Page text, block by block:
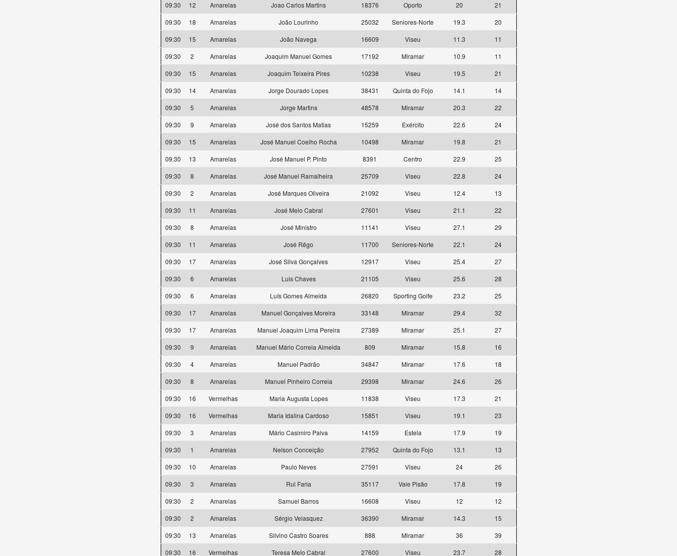
09:30
12 Amarelas Joao Carlos Martins 18376 Oporto 20
21
09:30
18 Amarelas João Lourinho 25032 Seniores-Norte 19.3
20
09:30
15 Amarelas João Navega 16609 Viseu 11.3
11
09:30
2 Amarelas Joaquim Manuel Gomes 17192 Miramar 10.9
11
09:30
15 Amarelas Joaquim Teixeira Pires 10238 Viseu 19.5
21
09:30
14 Amarelas Jorge Dourado Lopes 38431 Quinta do Fojo 14.1
14
09:30
5 Amarelas Jorge Martins 48578 Miramar 20.3
22
09:30
9 Amarelas José dos Santos Matias 15259 Exército 22.6
24
09:30
15 Amarelas José Manuel Coelho Rocha 10498 Miramar 19.8
21
09:30
13 Amarelas José Manuel P. Pinto 8391 Centro 22.9
25
09:30
8 Amarelas José Manuel Ramalheira 25709 Viseu 22.8
24
09:30
2 Amarelas José Marques Oliveira 21092 Viseu 12.4
13
09:30
11 Amarelas José Melo Cabral 27601 Viseu 21.1
22
09:30
8 Amarelas José Ministro 11141 Viseu 27.1
29
09:30
11 Amarelas José Rêgo 11700 Seniores-Norte 22.1
24
09:30
17 Amarelas José Silva Gonçalves 12917 Viseu 25.4
27
09:30
6 Amarelas Luis Chaves 21105 Viseu 25.6
28
09:30
6 Amarelas Luís Gomes Almeida 26820 Sporting Golfe 23.2
25
09:30
17 Amarelas Manuel Gonçalves Moreira 33148 Miramar 29.4
32
09:30
17 Amarelas Manuel Joaquim Lima Pereira 27389 Miramar 25.1
27
09:30
9 Amarelas Manuel Mário Correia Almeida 809 Miramar 15.8
16
09:30
4 Amarelas Manuel Padrão 34847 Miramar 17.6
18
09:30
8 Amarelas Manuel Pinheiro Correia 29398 Miramar 24.6
26
09:30
16 Vermelhas Maria Augusta Lopes 11838 Viseu 17.3
21
09:30
16 Vermelhas Maria Idalina Cardoso 15851 Viseu 19.1
23
09:30
3 Amarelas Mário Casimiro Paiva 14159 Estela 17.9
19
09:30
1 Amarelas Nelson Conceição 27952 Quinta do Fojo 13.1
13
09:30
10 Amarelas Paulo Neves 27591 Viseu 24
26
09:30
3 Amarelas Rui Faria 35117 Vale Pisão 17.8
19
09:30
2 Amarelas Samuel Barros 16608 Viseu 12
12
09:30
2 Amarelas Sérgio Velasquez 36390 Miramar 14.3
15
09:30
13 Amarelas Silvino Castro Soares 888 Miramar 36
39
09:30
16 Vermelhas Teresa Melo Cabral 27600 Viseu 23.7 28